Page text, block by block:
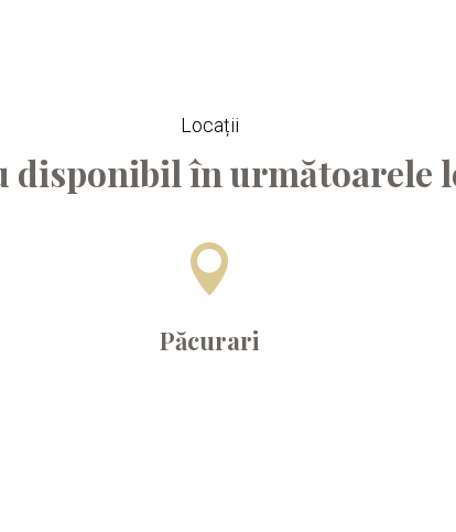
Locații
disponibil în următoarele

Păcurari